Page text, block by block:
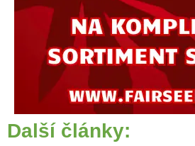
Další články: